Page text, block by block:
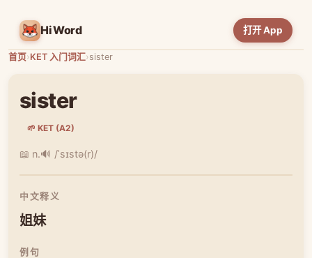
HiWord 打开 App
首页›KET 入门词汇›sister
sister
🌱 KET (A2)
📖 n.🔊 /ˈsɪstə(r)/
中文释义
姐妹
例句